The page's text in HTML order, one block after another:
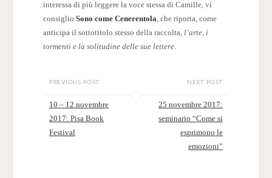
interessa di più leggere la voce stessa di Camille, vi
consiglio Sono come Cenerentola, che riporta, come
anticipa il sottotitolo stesso della raccolta, l’arte, i
tormenti e la solitudine delle sue lettere.
PREVIOUS POST
10 – 12 novembre
2017: Pisa Book
Festival
NEXT POST
25 novembre 2017:
seminario “Come si
esprimono le
emozioni”